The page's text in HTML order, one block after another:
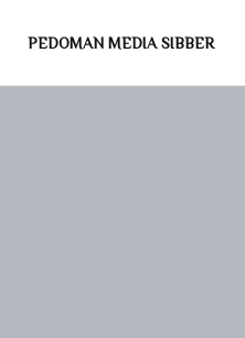
PEDOMAN MEDIA SIBBER